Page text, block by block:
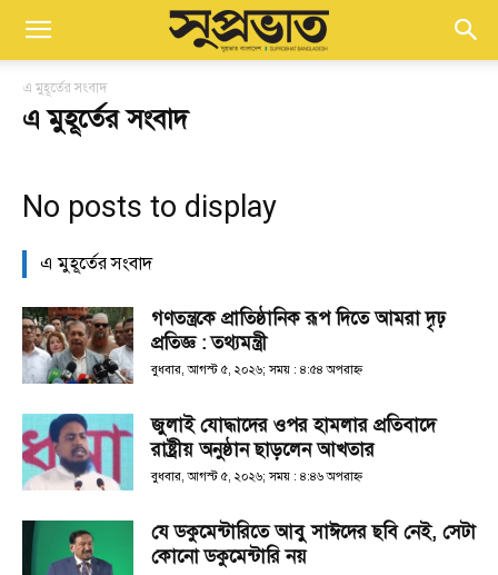
এ মুহূর্তের সংবাদ
এ মুহূর্তের সংবাদ
No posts to display
এ মুহূর্তের সংবাদ
গণতন্ত্রকে প্রাতিষ্ঠানিক রূপ দিতে আমরা দৃঢ়
প্রতিজ্ঞ : তথ্যমন্ত্রী
বুধবার, আগস্ট ৫, ২০২৬; সময় : ৪:৫৪ অপরাহ্ণ
জুলাই যোদ্ধাদের ওপর হামলার প্রতিবাদে
রাষ্ট্রীয় অনুষ্ঠান ছাড়লেন আখতার
বুধবার, আগস্ট ৫, ২০২৬; সময় : ৪:৪৬ অপরাহ্ণ
যে ডকুমেন্টারিতে আবু সাঈদের ছবি নেই, সেটা
কোনো ডকুমেন্টারি নয়